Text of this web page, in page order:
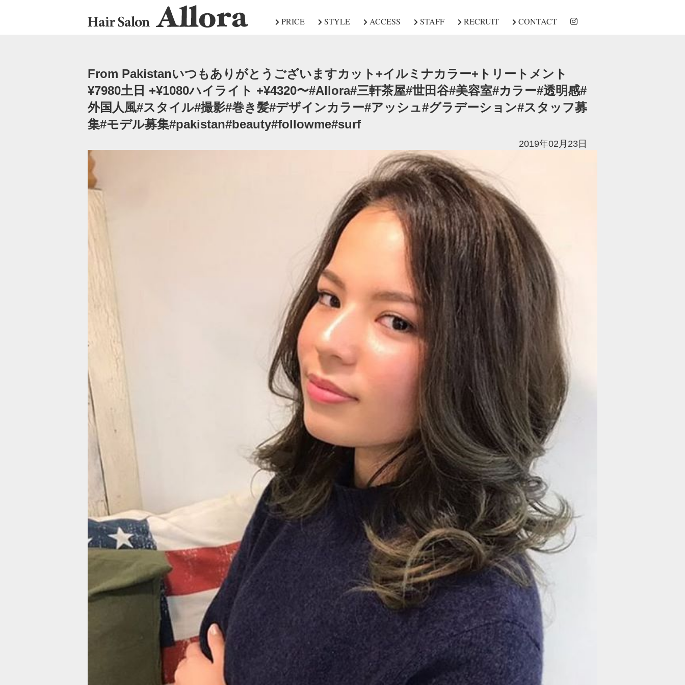
PRICE STYLE ACCESS STAFF RECRUIT CONTACT
From Pakistan︎いつもありがとうございますカット+イルミナカラー+トリートメント
¥7980土日 +¥1080ハイライト +¥4320〜#Allora#三軒茶屋#世田谷#美容室#カラー#透明感#
外国人風#スタイル#撮影#巻き髪#デザインカラー#アッシュ#グラデーション#スタッフ募
集#モデル募集#pakistan#beauty#followme#surf
2019年02月23日